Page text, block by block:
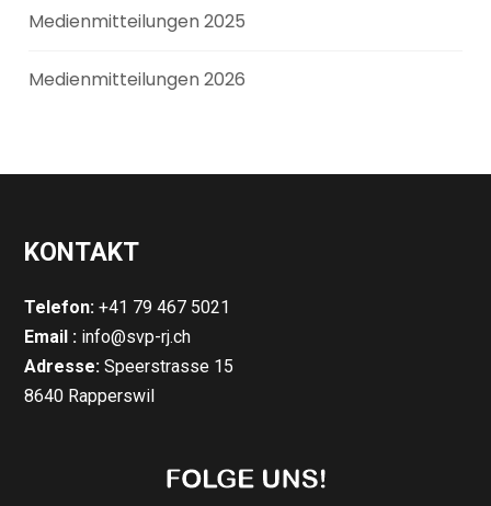
Medienmitteilungen 2025
Medienmitteilungen 2026
KONTAKT
Telefon: +41 79 467 5021
Email : info@svp-rj.ch
Adresse: Speerstrasse 15
8640 Rapperswil